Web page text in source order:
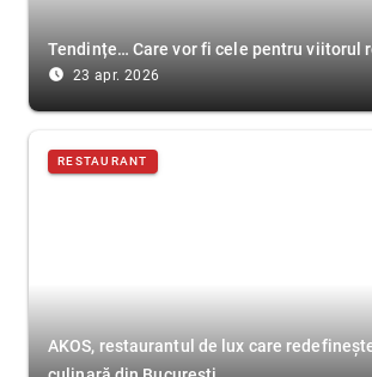
Tendințe… Care vor fi cele pentru viitorul
access_time_filled 23 apr. 2026
RESTAURANT
AKOS, restaurantul de lux care